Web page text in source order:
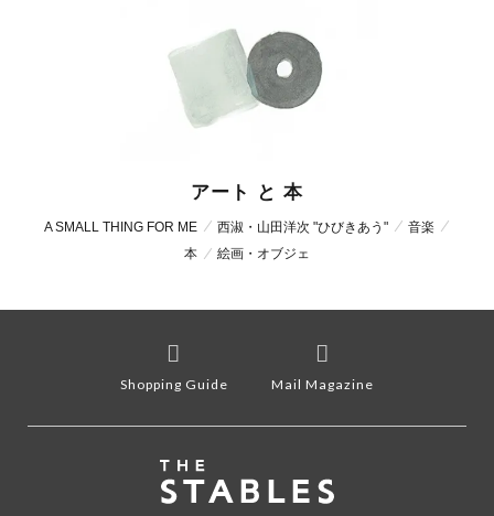
アート と 本
A SMALL THING FOR ME 西淑・山田洋次 "ひびきあう"
音楽
本
絵画・オブジェ
Shopping Guide Mail Magazine